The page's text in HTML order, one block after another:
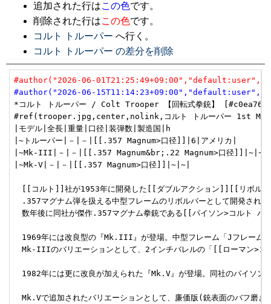
追加された行はこの色です。
削除された行はこの色です。
コルト トルーパー へ行く。
コルト トルーパー の差分を削除
#author("2026-06-
#author("2026-06-
*コルト トルーパー / Colt Trooper 【回転式拳銃】
#ref(trooper.jpg,center,nolink,コルト トルーパー 1st
|モデル|全長|重量|口径|装弾数|製造国|h
|~トルーパー|－|－|[[.357 Magnum>口径]]|6|アメリカ|
|~Mk-III|－|－|[[.357 Magnum&br;.22 Magnum>口径]]|~|~|
|~Mk-V|－|－|[[.357 Magnum>口径]]|~|~|
[[コルト]]社が1953年に開発した[[ダブルアクション]][[リボルバ
.357マグナム弾を扱える中型フレームのリボルバーとして開発された
数年後に同社が傑作.357マグナム拳銃である[[パイソン>コルト パ
1969年には改良型の『Mk.III』が登場。中型フレーム「Jフレーム
Mk-IIIのバリエーションとして、2インチバレルの「[[ローマン>コ
1982年には更に改良が加えられた『Mk.V』が登場。同社のパイソン
Mk.Vで追加されたバリエーションとして、廉価版(銃表面のバフ磨